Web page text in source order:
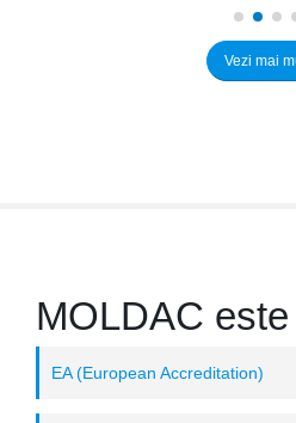
Vezi mai
MOLDAC
EA (European Accreditation)